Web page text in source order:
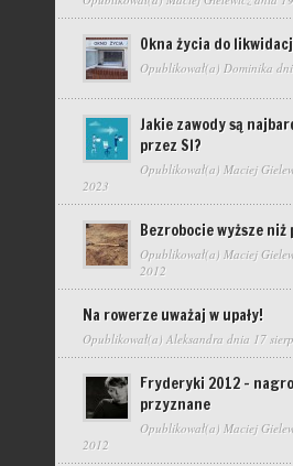
Okna życia do
Opublikował(a) Dominika
Jakie zawody są
przez SI?
Opublikował(a) Maciej
2023
Bezrobocie wyższe niż
Opublikował(a) Maciej
2012
Na rowerze uważaj w upały!
Opublikował(a) Aleksandra dnia 17
Fryderyki 2012 –
przyznane
Opublikował(a) Maciej
2012